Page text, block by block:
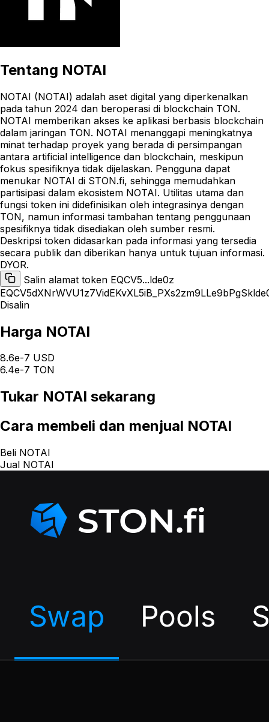
Tentang NOTAI
NOTAI (NOTAI) adalah aset digital yang diperkenalkan
pada tahun 2024 dan beroperasi di blockchain TON.
NOTAI memberikan akses ke aplikasi berbasis blockchain
dalam jaringan TON. NOTAI menanggapi meningkatnya
minat terhadap proyek yang berada di persimpangan
antara artificial intelligence dan blockchain, meskipun
fokus spesifiknya tidak dijelaskan. Pengguna dapat
menukar NOTAI di STON.fi, sehingga memudahkan
partisipasi dalam ekosistem NOTAI. Utilitas utama dan
fungsi token ini didefinisikan oleh integrasinya dengan
TON, namun informasi tambahan tentang penggunaan
spesifiknya tidak disediakan oleh sumber resmi.
Deskripsi token didasarkan pada informasi yang tersedia
secara publik dan diberikan hanya untuk tujuan informasi.
DYOR.
Salin alamat token EQCV5...lde0z
Disalin
Harga NOTAI
8.6e-7 USD
6.4e-7 TON
Tukar NOTAI sekarang
Cara membeli dan menjual NOTAI
Beli NOTAI
Jual NOTAI